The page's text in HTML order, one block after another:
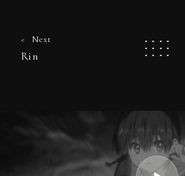
Next
Rin